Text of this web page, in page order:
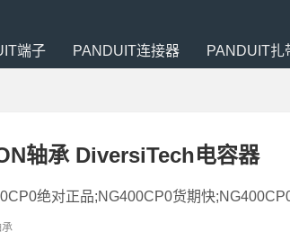
端子 PANDUIT连接器 PANDUIT扎
轴承 DiversiTech电容器
绝对正品;NG400CP0货期快